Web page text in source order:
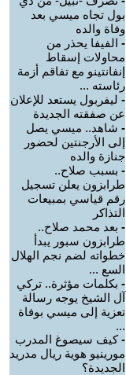
بول تجاه ميسي بعد
وفاة والده
- الفيفا يحذر من
محاولات إسقاط
إنفانتينو مع تفاقم أزمة
رئاسته ...
- ليفربول يستعد للإعلان
عن صفقته الجديدة
- شاهد.. ميسي يصل
إلى الأرجنتين لحضور
جنازة والده
- بسبب صلاح..
طرابزون يعلن تسجيل
رقم قياسي بمبيعات
التذاكر
- بعد محمد صلاح..
طرابزون سبور يبدأ
خطواته لضم نجم الهلال
السع ...
- بكلمات مؤثرة.. تركي
آل الشيخ يوجه رسالة
تعزية إلى ميسي بوفاة
...
-كيف سيصوغ المدرب
مورينيو هوية ريال مدريد
الجديدة؟